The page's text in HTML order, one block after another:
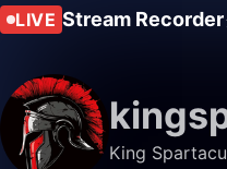
LIVE Stream Recorder
King